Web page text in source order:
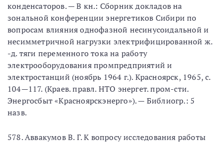
конденсаторов. — В кн.: Сборник докладов на
зональной конференции энергетиков Сибири по
вопросам влияния однофазной несинусоидальной и
несимметричной нагрузки электрифицированной ж.
-д. тяги переменного тока на работу
электрооборудования промпредприятий и
электростанций (ноябрь 1964 г.). Красноярск, 1965, с.
104—117. (Краев. правл. НТО энергет. пром-сти.
Энергосбыт «Красноярскэнерго»). — Библиогр.: 5
назв.
578. Аввакумов В. Г. К вопросу исследования работы